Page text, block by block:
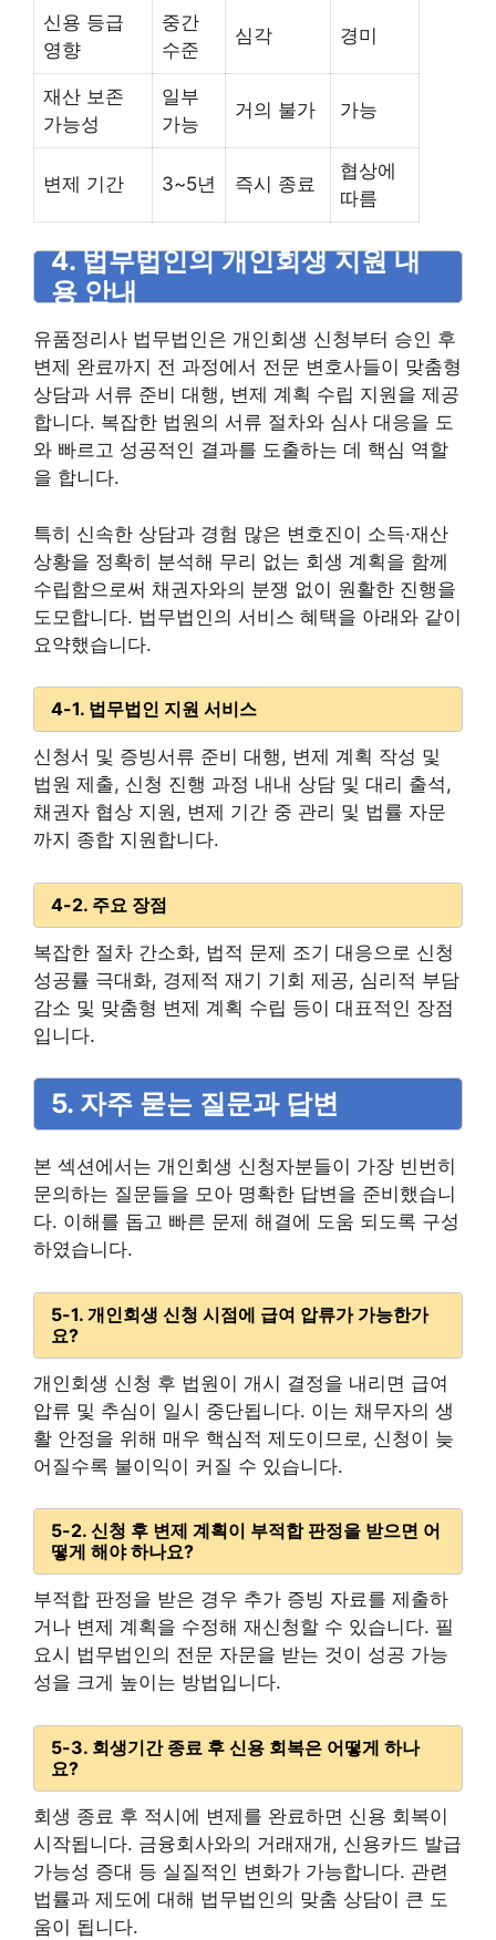
신용 등급
영향
중간
수준
심각 경미
재산 보존
가능성
일부
가능
거의 불가 가능
변제 기간 3~5년 즉시 종료
협상에
따름
4. 법무법인의 개인회생 지원 내
용 안내
유품정리사 법무법인은 개인회생 신청부터 승인 후
변제 완료까지 전 과정에서 전문 변호사들이 맞춤형
상담과 서류 준비 대행, 변제 계획 수립 지원을 제공
합니다. 복잡한 법원의 서류 절차와 심사 대응을 도
와 빠르고 성공적인 결과를 도출하는 데 핵심 역할
을 합니다.
특히 신속한 상담과 경험 많은 변호진이 소득·재산
상황을 정확히 분석해 무리 없는 회생 계획을 함께
수립함으로써 채권자와의 분쟁 없이 원활한 진행을
도모합니다. 법무법인의 서비스 혜택을 아래와 같이
요약했습니다.
4-1. 법무법인 지원 서비스
신청서 및 증빙서류 준비 대행, 변제 계획 작성 및
법원 제출, 신청 진행 과정 내내 상담 및 대리 출석,
채권자 협상 지원, 변제 기간 중 관리 및 법률 자문
까지 종합 지원합니다.
4-2. 주요 장점
복잡한 절차 간소화, 법적 문제 조기 대응으로 신청
성공률 극대화, 경제적 재기 기회 제공, 심리적 부담
감소 및 맞춤형 변제 계획 수립 등이 대표적인 장점
입니다.
5. 자주 묻는 질문과 답변
본 섹션에서는 개인회생 신청자분들이 가장 빈번히
문의하는 질문들을 모아 명확한 답변을 준비했습니
다. 이해를 돕고 빠른 문제 해결에 도움 되도록 구성
하였습니다.
5-1. 개인회생 신청 시점에 급여 압류가 가능한가
요?
개인회생 신청 후 법원이 개시 결정을 내리면 급여
압류 및 추심이 일시 중단됩니다. 이는 채무자의 생
활 안정을 위해 매우 핵심적 제도이므로, 신청이 늦
어질수록 불이익이 커질 수 있습니다.
5-2. 신청 후 변제 계획이 부적합 판정을 받으면 어
떻게 해야 하나요?
부적합 판정을 받은 경우 추가 증빙 자료를 제출하
거나 변제 계획을 수정해 재신청할 수 있습니다. 필
요시 법무법인의 전문 자문을 받는 것이 성공 가능
성을 크게 높이는 방법입니다.
5-3. 회생기간 종료 후 신용 회복은 어떻게 하나
요?
회생 종료 후 적시에 변제를 완료하면 신용 회복이
시작됩니다. 금융회사와의 거래재개, 신용카드 발급
가능성 증대 등 실질적인 변화가 가능합니다. 관련
법률과 제도에 대해 법무법인의 맞춤 상담이 큰 도
움이 됩니다.